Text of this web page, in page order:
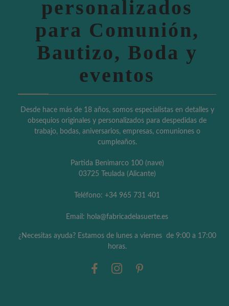
personalizados
para Comunión,
Bautizo, Boda y
eventos
Desde hace más de 18 años, somos especialistas en detalles y
obsequios originales y personalizados para despedidas de
trabajo, bodas, aniversarios, empresas, comuniones o
cumpleaños.
Partida Benimarco 100 (nave)
03725 Teulada (Alicante)
Teléfono: +34 965 731 401
Email: hola@fabricadelasuerte.es
¿Necesitas ayuda? Estamos de lunes a viernes de 9:00 a 17:00
horas.